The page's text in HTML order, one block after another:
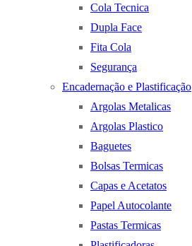
Cola Tecnica
Dupla Face
Fita Cola
Segurança
Encadernação e Plastificação
Argolas Metalicas
Argolas Plastico
Baguetes
Bolsas Termicas
Capas e Acetatos
Papel Autocolante
Pastas Termicas